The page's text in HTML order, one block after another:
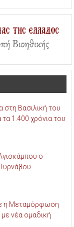
στη Βασιλική του
1.400 χρόνια του
ο
η Μεταμόρφωση
νέα ομαδική